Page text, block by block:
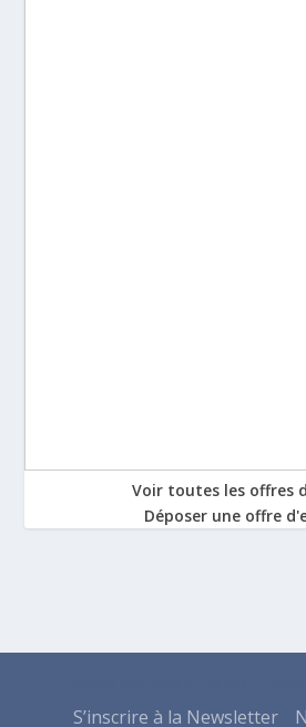
Voir toutes les offres
Déposer une offre
S’inscrire à la Newsletter